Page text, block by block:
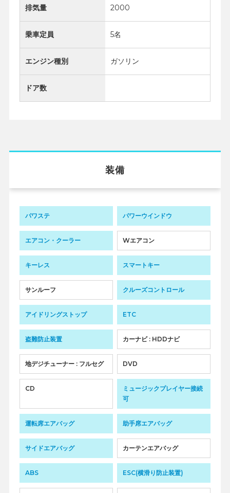
排気量 2000
乗車定員 5名
エンジン種別 ガソリン
ドア数
装備
パワステ パワーウインドウ
エアコン・クーラー Wエアコン
キーレス スマートキー
サンルーフ クルーズコントロール
アイドリングストップ ETC
盗難防止装置 カーナビ : HDDナビ
地デジチューナー : フルセグ DVD
CD
ミュージックプレイヤー接続
可
運転席エアバッグ 助手席エアバッグ
サイドエアバッグ カーテンエアバッグ
ABS ESC(横滑り防止装置)